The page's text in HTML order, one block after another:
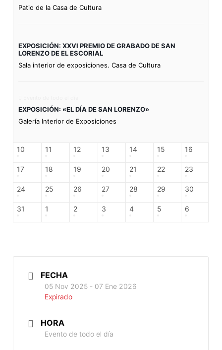
Patio de la Casa de Cultura
EXPOSICIÓN: XXVI PREMIO DE GRABADO DE SAN
LORENZO DE EL ESCORIAL
Sala interior de exposiciones. Casa de Cultura
EXPOSICIÓN: «EL DÍA DE SAN LORENZO»
Galería Interior de Exposiciones
10 11 12 13 14 15 16
17 18 19 20 21 22 23
24 25 26 27 28 29 30
31 1 2 3 4 5 6
FECHA
05 Nov 2025 - 07 Ene 2026
Expirado
HORA
Evento de todo el día